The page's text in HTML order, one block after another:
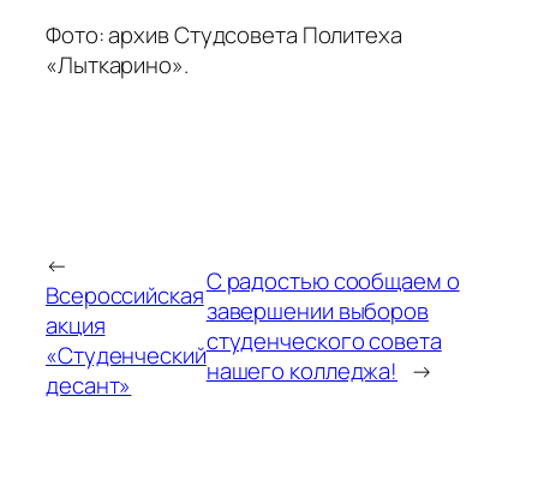
Фото: архив Студсовета Политеха
«Лыткарино».
←
Всероссийская
акция
«Студенческий
десант»
С радостью сообщаем о
завершении выборов
студенческого совета
нашего колледжа! →